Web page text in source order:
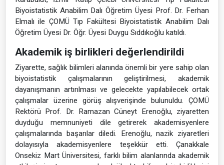
Biyoistatistik Anabilim Dalı Öğretim Üyesi Prof. Dr. Ferhan
Elmalı ile ÇOMÜ Tıp Fakültesi Biyoistatistik Anabilim Dalı
Öğretim Üyesi Dr. Öğr. Üyesi Duygu Sıddıkoğlu katıldı.
Akademik iş birlikleri değerlendirildi
Ziyarette, sağlık bilimleri alanında önemli bir yere sahip olan
biyoistatistik çalışmalarının geliştirilmesi, akademik
dayanışmanın artırılması ve gelecekte yapılabilecek ortak
çalışmalar üzerine görüş alışverişinde bulunuldu. ÇOMÜ
Rektörü Prof. Dr. Ramazan Cüneyt Erenoğlu, ziyaretten
duyduğu memnuniyeti dile getirerek akademisyenlere
çalışmalarında başarılar diledi. Erenoğlu, nazik ziyaretleri
dolayısıyla akademisyenlere teşekkür etti. Çanakkale
Onsekiz Mart Üniversitesi, farklı bilim alanlarında akademik